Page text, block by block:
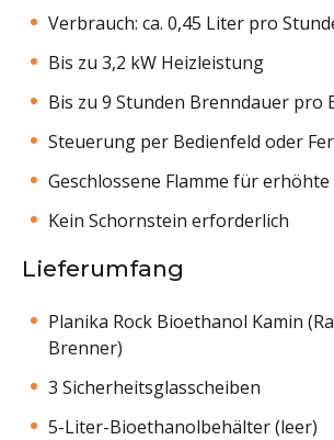
Verbrauch: ca. 0,45 Liter pro
Bis zu 3,2 kW Heizleistung
Bis zu 9 Stunden Brenndauer pro
Steuerung per Bedienfeld oder
Geschlossene Flamme für
Kein Schornstein erforderlich
Lieferumfang
Planika Rock Bioethanol Kamin
Brenner)
3 Sicherheitsglasscheiben
5-Liter-Bioethanolbehälter (leer)